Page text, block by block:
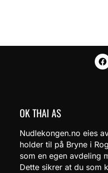
OK THAI AS
Nudlekongen.no eies
holder til på Bryne i
som en egen avdeling
Dette sikrer at du som